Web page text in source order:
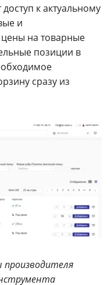
к актуальному
и
на товарные
позиции в
сразу из